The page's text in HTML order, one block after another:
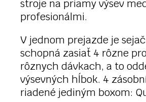
stroje na priamy výsev
profesionálmi.
V jednom prejazde je
schopná zasiať 4 rôzne
rôznych dávkach, a to
výsevných hĺbok. 4
riadené jediným boxom: